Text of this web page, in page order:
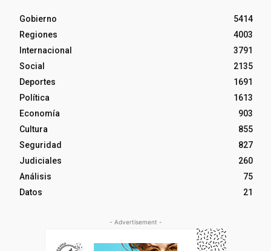
Gobierno
5414
Regiones
4003
Internacional
3791
Social
2135
Deportes
1691
Política
1613
Economía
903
Cultura
855
Seguridad
827
Judiciales
260
Análisis
75
Datos
21
- Advertisement -